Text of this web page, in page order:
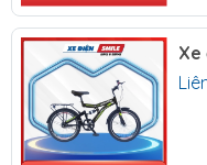
ngay chỉ từ 4-5 ngày
Thời gian mở cửa
ngày trong tuần)
Thông tin liên hệ:
Hotline mua